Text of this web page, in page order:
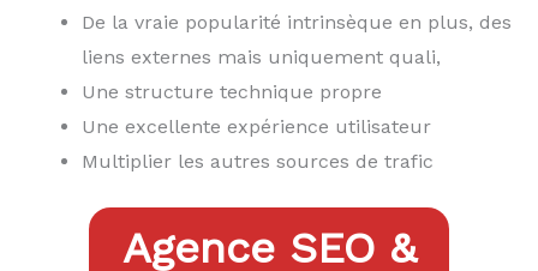
De la vraie popularité intrinsèque en plus, des
liens externes mais uniquement quali,
Une structure technique propre
Une excellente expérience utilisateur
Multiplier les autres sources de trafic
Agence SEO &